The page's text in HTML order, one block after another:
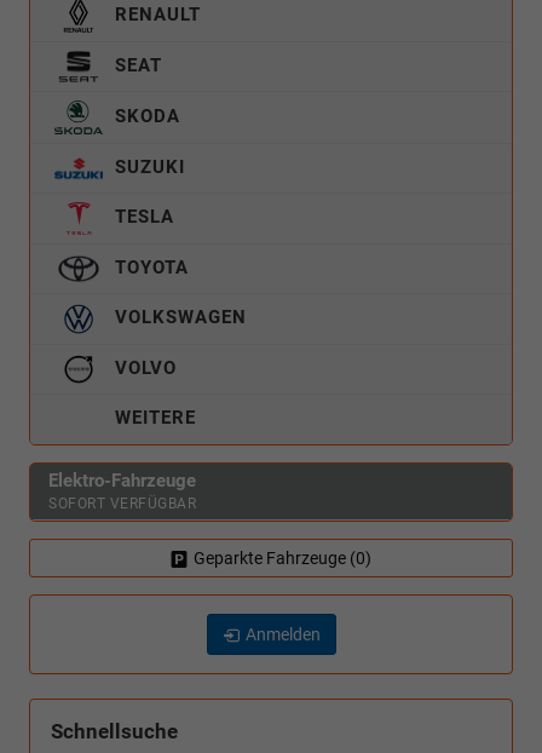
RENAULT
SEAT
SKODA
SUZUKI
TESLA
TOYOTA
VOLKSWAGEN
VOLVO
WEITERE
Elektro-Fahrzeuge
SOFORT VERFÜGBAR
Geparkte Fahrzeuge (0)
Anmelden
Schnellsuche